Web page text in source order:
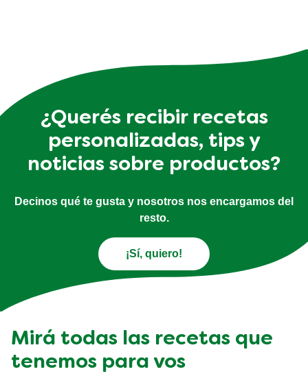
¿Querés recibir recetas
personalizadas, tips y
noticias sobre productos?
Decinos qué te gusta y nosotros nos encargamos del
resto.
¡Sí, quiero!
Mirá todas las recetas que
tenemos para vos